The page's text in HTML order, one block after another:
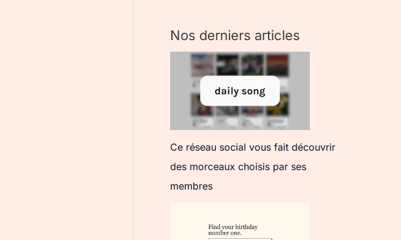
Nos derniers articles
Ce réseau social vous fait découvrir
des morceaux choisis par ses
membres